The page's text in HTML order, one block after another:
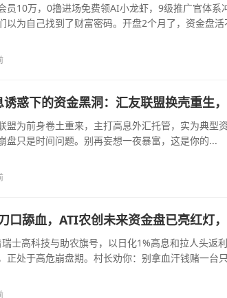
员10万，0撸进场免费领AI小龙虾，9级推广官体
以为自己找到了财富密码。开盘2个月了，资金盘活
惑下的资金黑洞：汇友联盟换壳重生
盟为前身卷土重来，主打高息外汇托管，实为典型
盘只是时间问题。别再妄想一夜暴富，这是你的...
口舔血，ATI农创未来资金盘已亮红灯，
士高科技与助农旗号，以日化1%高息和拉人头返
正处于高危崩盘期。村长劝你：别拿血汗钱赌一台